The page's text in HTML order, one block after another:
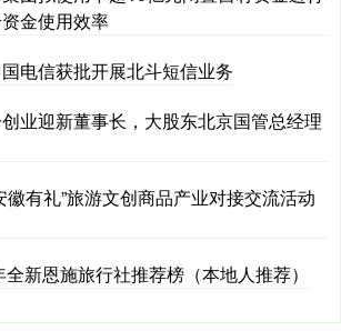
金使用效率
电信获批开展北斗短信业务
业迎新董事长，大股东北京国管总经理
徽有礼”旅游文创商品产业对接交流活动
新恩施旅行社推荐榜（本地人推荐）